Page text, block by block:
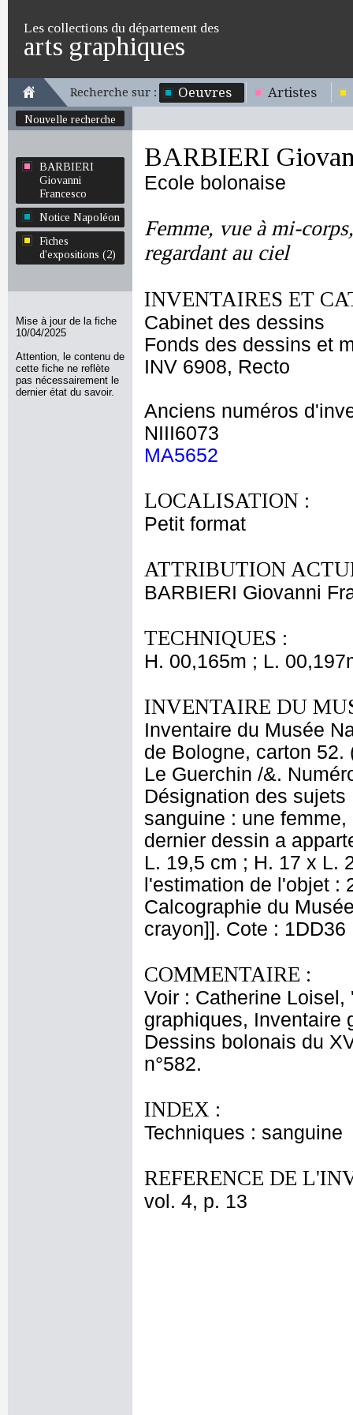
Les collections du département des
arts graphiques
Recherche sur : Oeuvres Artistes
Nouvelle recherche
BARBIERI
Giovanni
Francesco
Notice Napoléon
Fiches
d'expositions (2)
Mise à jour de la fiche
10/04/2025
Attention, le contenu de
cette fiche ne reflète
pas nécessairement le
dernier état du savoir.
BARBIERI
Ecole bolonaise
Femme, vue à mi-
regardant au ciel
INVENTAIRES ET
Cabinet des dessins
Fonds des dessins et
INV 6908, Recto
Anciens numéros
NIII6073
MA5652
LOCALISATION :
Petit format
ATTRIBUTION
BARBIERI Giovanni
TECHNIQUES :
H. 00,165m ; L.
INVENTAIRE DU
Inventaire du Musée
de Bologne, carton 52.
Le Guerchin /&.
Désignation des
sanguine : une
dernier dessin a
L. 19,5 cm ; H. 17 x L.
l'estimation de l'objet :
Calcographie du
crayon]]. Cote : 1DD36
COMMENTAIRE :
Voir : Catherine
graphiques, Inventaire
Dessins bolonais du
n°582.
INDEX :
Techniques : sanguine
REFERENCE DE
vol. 4, p. 13